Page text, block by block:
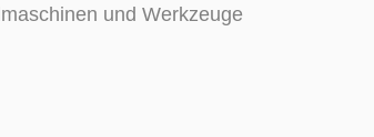
und Werkzeuge